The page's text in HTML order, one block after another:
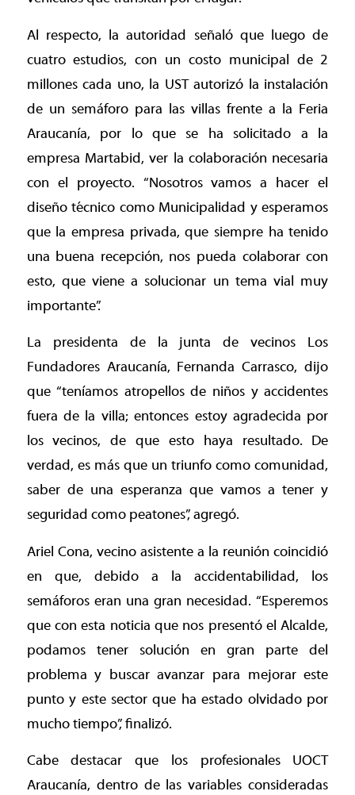
Al respecto, la autoridad señaló que luego de
cuatro estudios, con un costo municipal de 2
millones cada uno, la UST autorizó la instalación
de un semáforo para las villas frente a la Feria
Araucanía, por lo que se ha solicitado a la
empresa Martabid, ver la colaboración necesaria
con el proyecto. “Nosotros vamos a hacer el
diseño técnico como Municipalidad y esperamos
que la empresa privada, que siempre ha tenido
una buena recepción, nos pueda colaborar con
esto, que viene a solucionar un tema vial muy
importante”.
La presidenta de la junta de vecinos Los
Fundadores Araucanía, Fernanda Carrasco, dijo
que “teníamos atropellos de niños y accidentes
fuera de la villa; entonces estoy agradecida por
los vecinos, de que esto haya resultado. De
verdad, es más que un triunfo como comunidad,
saber de una esperanza que vamos a tener y
seguridad como peatones”, agregó.
Ariel Cona, vecino asistente a la reunión coincidió
en que, debido a la accidentabilidad, los
semáforos eran una gran necesidad. “Esperemos
que con esta noticia que nos presentó el Alcalde,
podamos tener solución en gran parte del
problema y buscar avanzar para mejorar este
punto y este sector que ha estado olvidado por
mucho tiempo”, finalizó.
Cabe destacar que los profesionales UOCT
Araucanía, dentro de las variables consideradas